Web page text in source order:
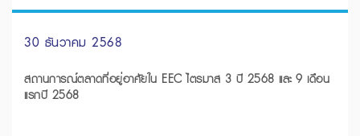
30 ธันวาคม 2568
สถานการณ์ตลาดที่อยู่อาศัยใน EEC ไตรมาส 3 ปี 2568 และ 9 เดือน
แรกปี 2568